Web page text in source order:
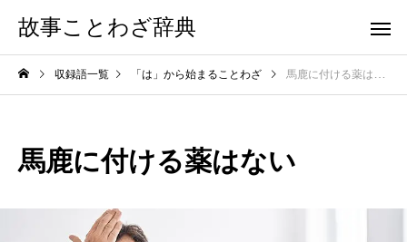
故事ことわざ辞典
収録語一覧 「は」から始まることわざ 馬鹿に付ける薬はない
馬鹿に付ける薬はない